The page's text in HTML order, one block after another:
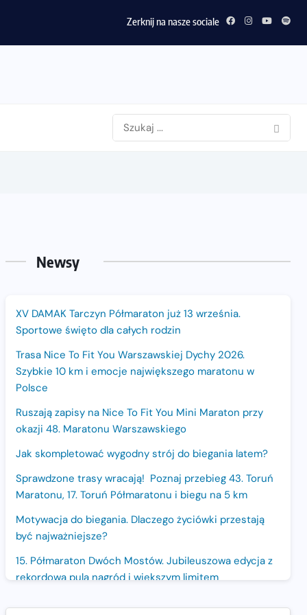
Zerknij na nasze sociale
Newsy
XV DAMAK Tarczyn Półmaraton już 13 września.
Sportowe święto dla całych rodzin
Trasa Nice To Fit You Warszawskiej Dychy 2026.
Szybkie 10 km i emocje największego maratonu w
Polsce
Ruszają zapisy na Nice To Fit You Mini Maraton przy
okazji 48. Maratonu Warszawskiego
Jak skompletować wygodny strój do biegania latem?
Sprawdzone trasy wracają! Poznaj przebieg 43. Toruń
Maratonu, 17. Toruń Półmaratonu i biegu na 5 km
Motywacja do biegania. Dlaczego życiówki przestają
być najważniejsze?
15. Półmaraton Dwóch Mostów. Jubileuszowa edycja z
rekordową pulą nagród i większym limitem